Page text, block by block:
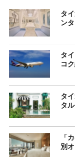
タ
ン
タ
コ
タ
タ
「
別